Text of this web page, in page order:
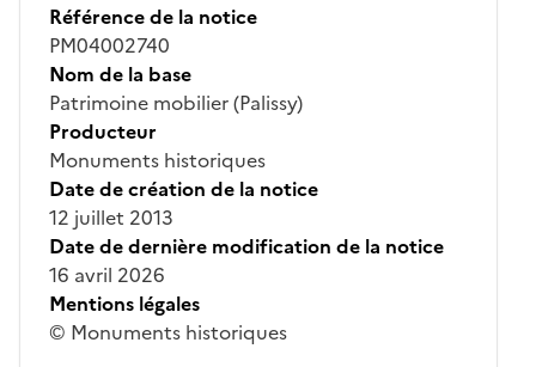
Référence de la notice
PM04002740
Nom de la base
Patrimoine mobilier (Palissy)
Producteur
Monuments historiques
Date de création de la notice
12 juillet 2013
Date de dernière modification de la notice
16 avril 2026
Mentions légales
© Monuments historiques